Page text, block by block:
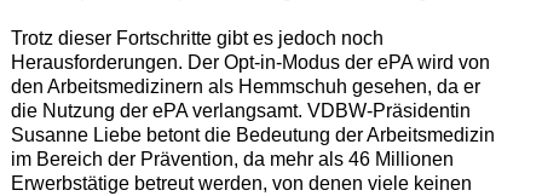
Trotz dieser Fortschritte gibt es jedoch noch
Herausforderungen. Der Opt-in-Modus der ePA wird von
den Arbeitsmedizinern als Hemmschuh gesehen, da er
die Nutzung der ePA verlangsamt. VDBW-Präsidentin
Susanne Liebe betont die Bedeutung der Arbeitsmedizin
im Bereich der Prävention, da mehr als 46 Millionen
Erwerbstätige betreut werden, von denen viele keinen